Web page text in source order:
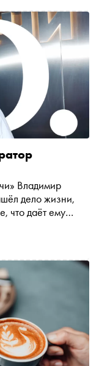
Владимир
дело жизни,
что даёт ему